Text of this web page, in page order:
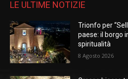
LE ULTIME NOTIZIE
Trionfo per
paese: il borgo
spiritualità
8 Agosto 2026